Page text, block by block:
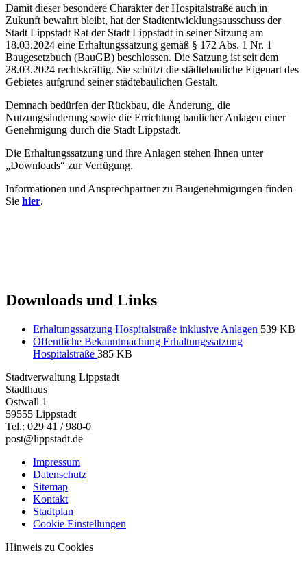
Damit dieser besondere Charakter der Hospitalstraße auch in
Zukunft bewahrt bleibt, hat der Stadtentwicklungsausschuss der
Stadt Lippstadt Rat der Stadt Lippstadt in seiner Sitzung am
18.03.2024 eine Erhaltungssatzung gemäß § 172 Abs. 1 Nr. 1
Baugesetzbuch (BauGB) beschlossen. Die Satzung ist seit dem
28.03.2024 rechtskräftig. Sie schützt die städtebauliche Eigenart des
Gebietes aufgrund seiner städtebaulichen Gestalt.
Demnach bedürfen der Rückbau, die Änderung, die
Nutzungsänderung sowie die Errichtung baulicher Anlagen einer
Genehmigung durch die Stadt Lippstadt.
Die Erhaltungssatzung und ihre Anlagen stehen Ihnen unter
„Downloads“ zur Verfügung.
Informationen und Ansprechpartner zu Baugenehmigungen finden
Sie hier.
Downloads und Links
Erhaltungssatzung Hospitalstraße inklusive Anlagen 539 KB
Öffentliche Bekanntmachung Erhaltungssatzung
Hospitalstraße 385 KB
Stadtverwaltung Lippstadt
Stadthaus
Ostwall 1
59555 Lippstadt
Tel.: 029 41 / 980-0
post@lippstadt.de
Impressum
Datenschutz
Sitemap
Kontakt
Stadtplan
Cookie Einstellungen
Hinweis zu Cookies